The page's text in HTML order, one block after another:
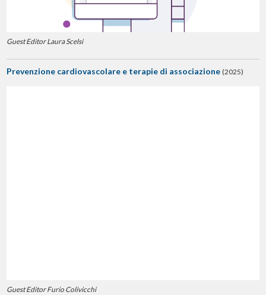
Guest Editor Laura Scelsi
Prevenzione cardiovascolare e terapie di associazione (2025)
Guest Editor Furio Colivicchi